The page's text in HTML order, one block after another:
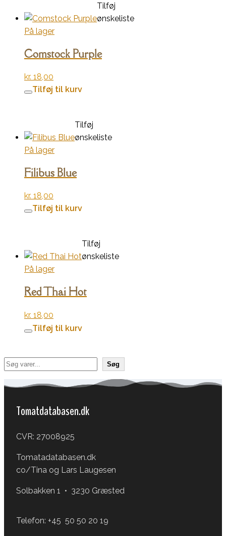
Tilføj
ønskeliste
På lager
Comstock Purple
kr. 18,00
Tilføj til kurv
Tilføj
ønskeliste
På lager
Filibus Blue
kr. 18,00
Tilføj til kurv
Tilføj
ønskeliste
På lager
Red Thai Hot
kr. 18,00
Tilføj til kurv
Søg Søg
Tomatdatabasen.dk
CVR: 27008925
Tomatadatabasen.dk
co/Tina og Lars Laugesen
Solbakken 1 • 3230 Græsted
Telefon: +45 50 50 20 19